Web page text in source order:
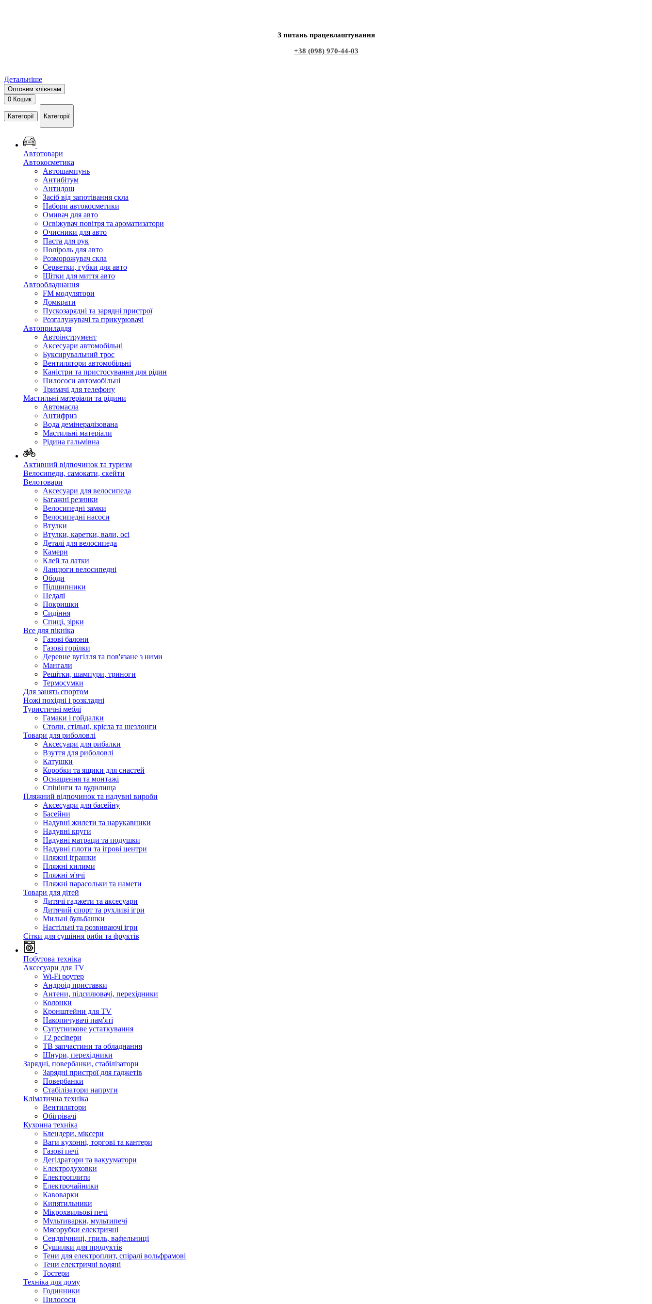
З питань працевлаштування
+38 (098) 970-44-03
Детальніше
Оптовим клієнтам
0 Кошик
Категорії Категорії
Автотовари
Автокосметика
Автошампунь
Антибітум
Антидощ
Засіб від запотівання скла
Набори автокосметики
Омивач для авто
Освіжувач повітря та ароматизатори
Очисники для авто
Паста для рук
Поліроль для авто
Розморожувач скла
Серветки, губки для авто
Щітки для миття авто
Автообладнання
FM модулятори
Домкрати
Пускозарядні та зарядні пристрої
Розгалужувачі та прикурювачі
Автоприладдя
Автоінструмент
Аксесуари автомобільні
Буксирувальний трос
Вентилятори автомобільні
Каністри та пристосування для рідин
Пилососи автомобільні
Тримачі для телефону
Мастильні матеріали та рідини
Автомасла
Антифриз
Вода демінералізована
Мастильні матеріали
Рідина гальмівна
Активний відпочинок та туризм
Велосипеди, самокати, скейти
Велотовари
Аксесуари для велосипеда
Багажні резинки
Велосипедні замки
Велосипедні насоси
Втулки
Втулки, каретки, вали, осі
Деталі для велосипеда
Камери
Клей та латки
Ланцюги велосипедні
Ободи
Підшипники
Педалі
Покришки
Сидіння
Спиці, зірки
Все для пікніка
Газові балони
Газові горілки
Деревне вугілля та пов'язане з ними
Мангали
Решітки, шампури, триноги
Термосумки
Для занять спортом
Ножі похідні і розкладні
Туристичні меблі
Гамаки і гойдалки
Столи, стільці, крісла та шезлонги
Товари для риболовлі
Аксесуари для рибалки
Взуття для риболовлі
Катушки
Коробки та ящики для снастей
Оснащення та монтажі
Спінінги та вудилища
Пляжний відпочинок та надувні вироби
Аксесуари для басейну
Басейни
Надувні жилети та нарукавники
Надувні круги
Надувні матраци та подушки
Надувні плоти та ігрові центри
Пляжні іграшки
Пляжні килими
Пляжні м'ячі
Пляжні парасольки та намети
Товари для дітей
Дитячі гаджети та аксесуари
Дитячий спорт та рухливі ігри
Мильні бульбашки
Настільні та розвиваючі ігри
Сітки для сушіння риби та фруктів
Побутова техніка
Аксесуари для TV
Wi-Fi роутер
Андроід приставки
Антени, підсилювачі, перехідники
Колонки
Кронштейни для TV
Накопичувачі пам'яті
Супутникове устаткування
Т2 ресівери
ТВ запчастини та обладнання
Шнури, перехідники
Зарядні, повербанки, стабілізатори
Зарядні пристрої для гаджетів
Повербанки
Стабілізатори напруги
Кліматична техніка
Вентилятори
Обігрівачі
Кухонна техніка
Блендери, міксери
Ваги кухонні, торгові та кантери
Газові печі
Дегідратори та вакууматори
Електродуховки
Електроплити
Електрочайники
Кавоварки
Кипятильники
Мікрохвильові печі
Мультиварки, мультипечі
Мясорубки електричні
Сендвічниці, гриль, вафельниці
Сушилки для продуктів
Тени для електроплит, спіралі вольфрамові
Тени електричні водяні
Тостери
Техніка для дому
Годинники
Пилососи